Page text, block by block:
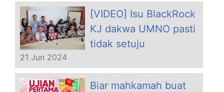
[VIDEO] Isu BlackRock
KJ dakwa UMNO pasti
tidak setuju
21 Jun 2024
Biar mahkamah buat